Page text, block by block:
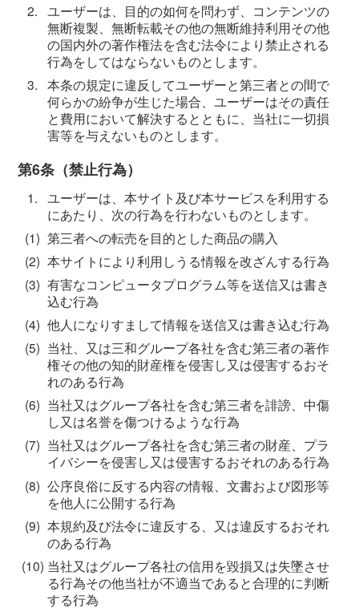
2. ユーザーは、目的の如何を問わず、コンテンツの
無断複製、無断転載その他の無断維持利用その他
の国内外の著作権法を含む法令により禁止される
行為をしてはならないものとします。
3. 本条の規定に違反してユーザーと第三者との間で
何らかの紛争が生じた場合、ユーザーはその責任
と費用において解決するとともに、当社に一切損
害等を与えないものとします。
第6条（禁止行為）
1. ユーザーは、本サイト及び本サービスを利用する
にあたり、次の行為を行わないものとします。
(1) 第三者への転売を目的とした商品の購入
(2) 本サイトにより利用しうる情報を改ざんする行為
(3) 有害なコンピュータプログラム等を送信又は書き
込む行為
(4) 他人になりすまして情報を送信又は書き込む行為
(5) 当社、又は三和グループ各社を含む第三者の著作
権その他の知的財産権を侵害し又は侵害するおそ
れのある行為
(6) 当社又はグループ各社を含む第三者を誹謗、中傷
し又は名誉を傷つけるような行為
(7) 当社又はグループ各社を含む第三者の財産、プラ
イバシーを侵害し又は侵害するおそれのある行為
(8) 公序良俗に反する内容の情報、文書および図形等
を他人に公開する行為
(9) 本規約及び法令に違反する、又は違反するおそれ
のある行為
(10) 当社又はグループ各社の信用を毀損又は失墜させ
る行為その他当社が不適当であると合理的に判断
する行為